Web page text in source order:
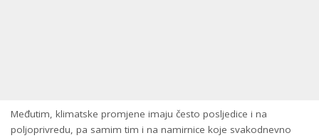
Međutim, klimatske promjene imaju često posljedice i na
poljoprivredu, pa samim tim i na namirnice koje svakodnevno